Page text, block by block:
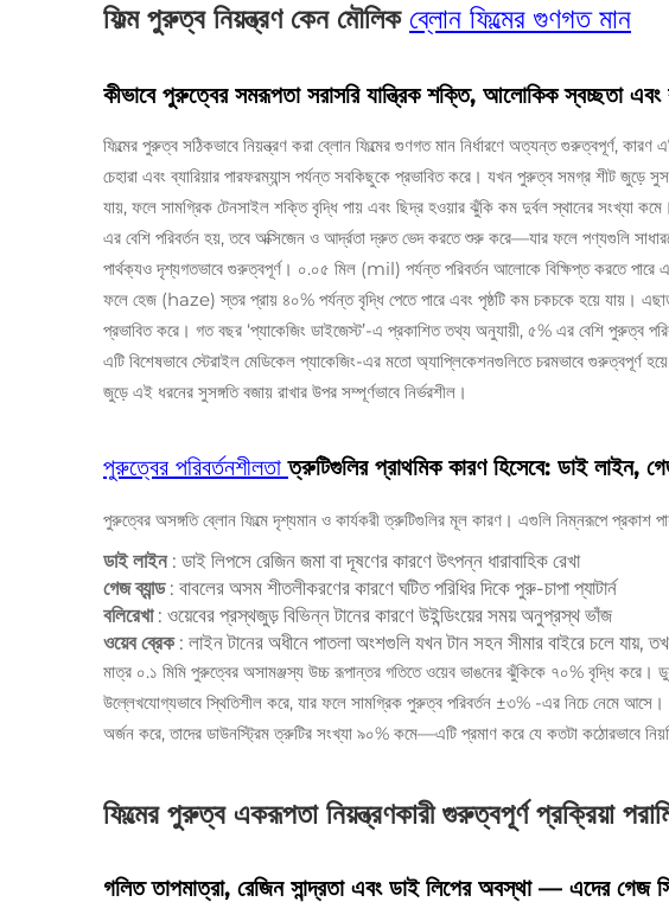
ফিল্ম পুরুত্ব নিয়ন্ত্রণ কেন মৌলিক ব্লোন ফিল্মের গুণগত মান
কীভাবে পুরুত্বের সমরূপতা সরাসরি যান্ত্রিক শক্তি, আলোকিক স্বচ্ছতা এবং
ফিল্মের পুরুত্ব সঠিকভাবে নিয়ন্ত্রণ করা ব্লোন ফিল্মের গুণগত মান নির্ধারণে অত্যন্ত গুরুত্বপূর্ণ, কারণ
চেহারা এবং ব্যারিয়ার পারফরম্যান্স পর্যন্ত সবকিছুকে প্রভাবিত করে। যখন পুরুত্ব সমগ্র শীট জুড়ে
যায়, ফলে সামগ্রিক টেনসাইল শক্তি বৃদ্ধি পায় এবং ছিদ্র হওয়ার ঝুঁকি কম দুর্বল স্থানের সংখ্যা কমে।
এর বেশি পরিবর্তন হয়, তবে অক্সিজেন ও আর্দ্রতা দ্রুত ভেদ করতে শুরু করে—যার ফলে পণ্যগুলি
পার্থক্যও দৃশ্যগতভাবে গুরুত্বপূর্ণ। ০.০৫ মিল (mil) পর্যন্ত পরিবর্তন আলোকে বিক্ষিপ্ত করতে পারে এবং
ফলে হেজ (haze) স্তর প্রায় ৪০% পর্যন্ত বৃদ্ধি পেতে পারে এবং পৃষ্ঠটি কম চকচকে হয়ে যায়।
প্রভাবিত করে। গত বছর ‘প্যাকেজিং ডাইজেস্ট’-এ প্রকাশিত তথ্য অনুযায়ী, ৫% এর বেশি পুরুত্ব
এটি বিশেষভাবে স্টেরাইল মেডিকেল প্যাকেজিং-এর মতো অ্যাপ্লিকেশনগুলিতে চরমভাবে গুরুত্বপূর্ণ
জুড়ে এই ধরনের সুসঙ্গতি বজায় রাখার উপর সম্পূর্ণভাবে নির্ভরশীল।
পুরুত্বের পরিবর্তনশীলতাত্রুটিগুলির প্রাথমিক কারণ হিসেবে: ডাই লাইন,
পুরুত্বের অসঙ্গতি ব্লোন ফিল্মে দৃশ্যমান ও কার্যকরী ত্রুটিগুলির মূল কারণ। এগুলি নিম্নরূপে প্রকাশ
ডাই লাইন : ডাই লিপসে রেজিন জমা বা দূষণের কারণে উৎপন্ন ধারাবাহিক রেখা
গেজ ব্যান্ড : বাবলের অসম শীতলীকরণের কারণে ঘটিত পরিধির দিকে পুরু-চাপা প্যাটার্ন
বলিরেখা : ওয়েবের প্রস্থজুড় বিভিন্ন টানের কারণে উইন্ডিংয়ের সময় অনুপ্রস্থ ভাঁজ
ওয়েব ব্রেক : লাইন টানের অধীনে পাতলা অংশগুলি যখন টান সহন সীমার বাইরে চলে যায়,
মাত্র ০.১ মিমি পুরুত্বের অসামঞ্জস্য উচ্চ রূপান্তর গতিতে ওয়েব ভাঙনের ঝুঁকিকে ৭০% বৃদ্ধি করে।
উল্লেখযোগ্যভাবে স্থিতিশীল করে, যার ফলে সামগ্রিক পুরুত্ব পরিবর্তন ±৩% -এর নিচে নেমে
অর্জন করে, তাদের ডাউনস্ট্রিম ত্রুটির সংখ্যা ৯০% কমে—এটি প্রমাণ করে যে কতটা কঠোরভাবে
ফিল্মের পুরুত্ব একরূপতা নিয়ন্ত্রণকারী গুরুত্বপূর্ণ প্রক্রিয়া
গলিত তাপমাত্রা, রেজিন সান্দ্রতা এবং ডাই লিপের অবস্থা — এদের গেজ